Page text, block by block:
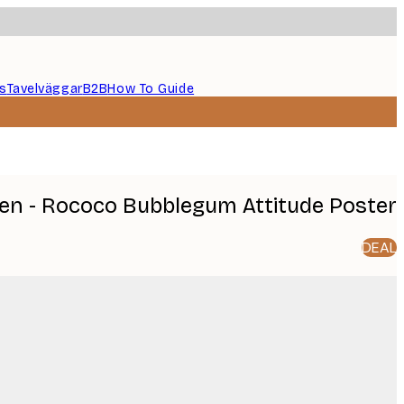
TavelväggarB2BHow To Guide
- Rococo Bubblegum Attitude Poster
DEAL